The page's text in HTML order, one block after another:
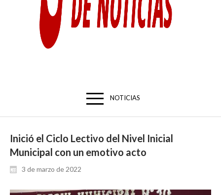
NOTICIAS
Inició el Ciclo Lectivo del Nivel Inicial
Municipal con un emotivo acto
3 de marzo de 2022